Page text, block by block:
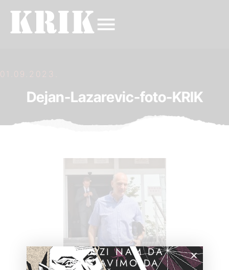
01.09.2023.
Dejan-Lazarevic-foto-KRIK
POMOZI NAM DA
NASTAVIMO DA